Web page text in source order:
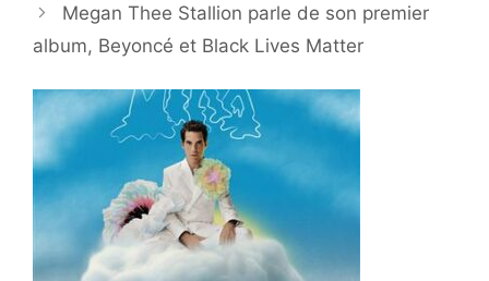
Megan Thee Stallion parle de son premier
album, Beyoncé et Black Lives Matter